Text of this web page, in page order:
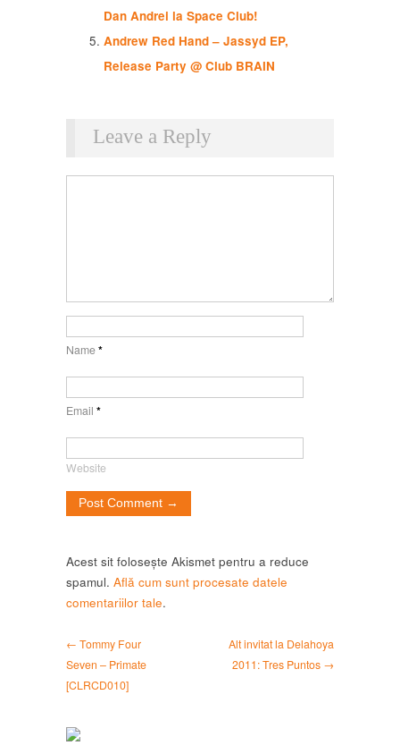
Dan Andrei la Space Club!
Andrew Red Hand – Jassyd EP,
Release Party @ Club BRAIN
Leave a Reply
Name*
Email *
Website
Acest sit folosește Akismet pentru a reduce
spamul. Află cum sunt procesate datele
comentariilor tale.
← Tommy Four
Seven – Primate
[CLRCD010]
Alt invitat la Delahoya
2011: Tres Puntos →